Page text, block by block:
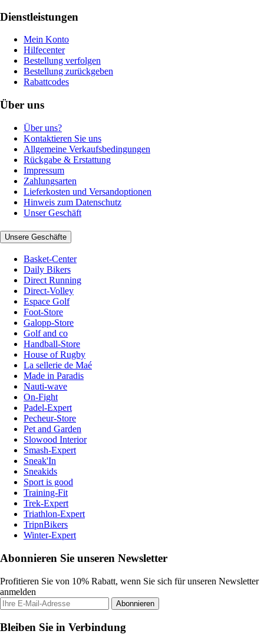
Dienstleistungen
Mein Konto
Hilfecenter
Bestellung verfolgen
Bestellung zurückgeben
Rabattcodes
Über uns
Über uns?
Kontaktieren Sie uns
Allgemeine Verkaufsbedingungen
Rückgabe & Erstattung
Impressum
Zahlungsarten
Lieferkosten und Versandoptionen
Hinweis zum Datenschutz
Unser Geschäft
Unsere Geschäfte
Basket-Center
Daily Bikers
Direct Running
Direct-Volley
Espace Golf
Foot-Store
Galopp-Store
Golf and co
Handball-Store
House of Rugby
La sellerie de Maé
Made in Paradis
Nauti-wave
On-Fight
Padel-Expert
Pecheur-Store
Pet and Garden
Slowood Interior
Smash-Expert
Sneak'In
Sneakids
Sport is good
Training-Fit
Trek-Expert
Triathlon-Expert
TripnBikers
Winter-Expert
Abonnieren Sie unseren Newsletter
Profitieren Sie von 10% Rabatt, wenn Sie sich für unseren Newsletter
anmelden
Abonnieren
Bleiben Sie in Verbindung